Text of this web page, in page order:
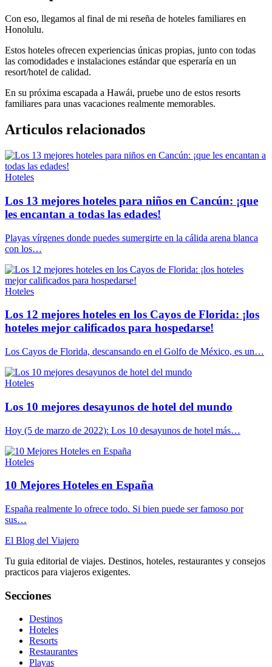
Con eso, llegamos al final de mi reseña de hoteles familiares en
Honolulu.
Estos hoteles ofrecen experiencias únicas propias, junto con todas
las comodidades e instalaciones estándar que esperaría en un
resort/hotel de calidad.
En su próxima escapada a Hawái, pruebe uno de estos resorts
familiares para unas vacaciones realmente memorables.
Articulos relacionados
Hoteles
Los 13 mejores hoteles para niños en Cancún: ¡que
les encantan a todas las edades!
Playas vírgenes donde puedes sumergirte en la cálida arena blanca
con los…
Hoteles
Los 12 mejores hoteles en los Cayos de Florida: ¡los
hoteles mejor calificados para hospedarse!
Los Cayos de Florida, descansando en el Golfo de México, es un…
Hoteles
Los 10 mejores desayunos de hotel del mundo
Hoy (5 de marzo de 2022): Los 10 desayunos de hotel más…
Hoteles
10 Mejores Hoteles en España
España realmente lo ofrece todo. Si bien puede ser famoso por
sus…
El Blog del Viajero
Tu guia editorial de viajes. Destinos, hoteles, restaurantes y consejos
practicos para viajeros exigentes.
Secciones
Destinos
Hoteles
Resorts
Restaurantes
Playas